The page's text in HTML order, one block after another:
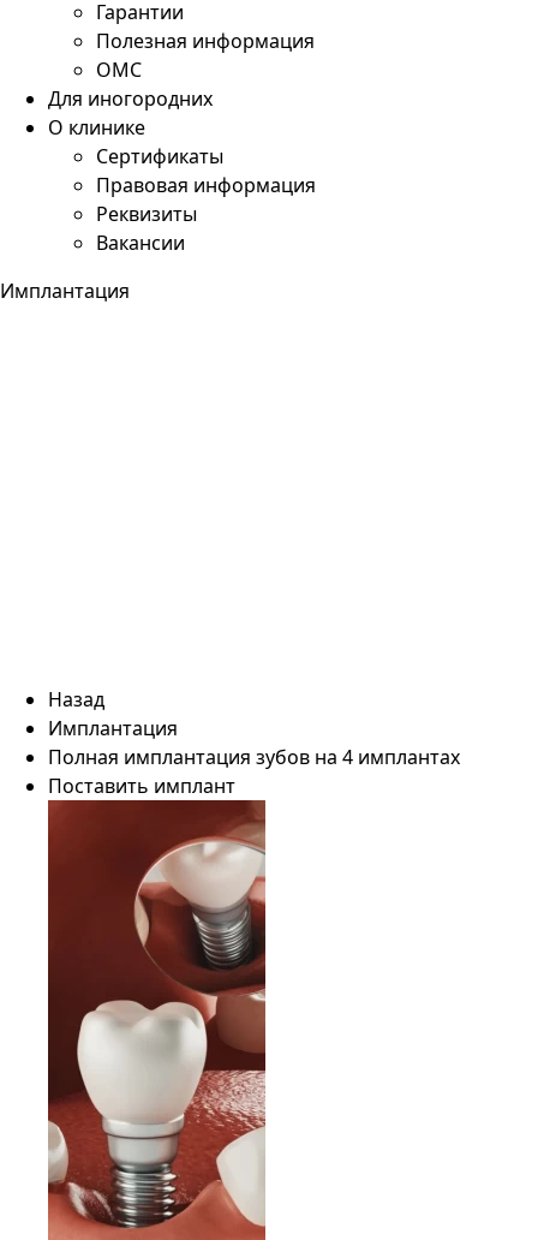
Гарантии
Полезная информация
ОМС
Для иногородних
О клинике
Сертификаты
Правовая информация
Реквизиты
Вакансии
Имплантация
Назад
Имплантация
Полная имплантация зубов на 4 имплантах
Поставить имплант